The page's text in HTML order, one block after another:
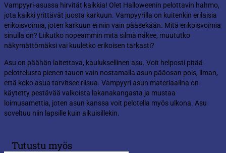
Vampyyri-asussa hirvität kaikkia! Olet Halloweenin pelottavin hahmo,
jota kaikki yrittävät juosta karkuun. Vampyyrilla on kuitenkin erilaisia
erikoisvoimia, joten karkuun ei niin vain pääsekään. Mitä erikoisvoimia
sinulla on? Liikutko nopeammin mitä silmä näkee, muututko
näkymättömäksi vai kuuletko erikoisen tarkasti?
Asu on päähän laitettava, kauluksellinen asu. Voit helposti pitää
pelottelusta pienen tauon vain nostamalla asun pääosan pois, ilman,
että koko asua tarvitsee riisua. Vampyyri asun materiaalina on
käytetty pestävää valkoista lakanakangasta ja mustaa
loimusamettia, joten asun kanssa voit pelotella myös ulkona. Asu
soveltuu niin lapsille kuin aikuisillekin.
Tutustu myös